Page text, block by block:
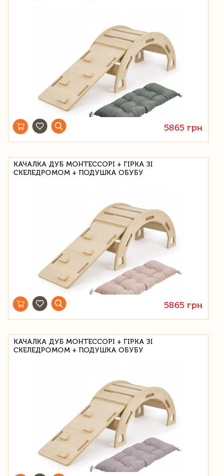
5865 грн
КАЧАЛКА ДУБ МОНТЕССОРІ + ГІРКА ЗІ
СКЕЛЕДРОМОМ + ПОДУШКА ОБУБУ
5865 грн
КАЧАЛКА ДУБ МОНТЕССОРІ + ГІРКА ЗІ
СКЕЛЕДРОМОМ + ПОДУШКА ОБУБУ